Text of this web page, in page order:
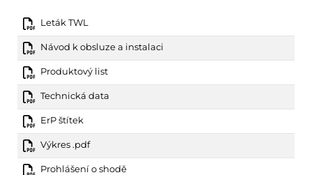
Leták TWL
Návod k obsluze a instalaci
Produktový list
Technická data
ErP štítek
Výkres .pdf
Prohlášení o shodě